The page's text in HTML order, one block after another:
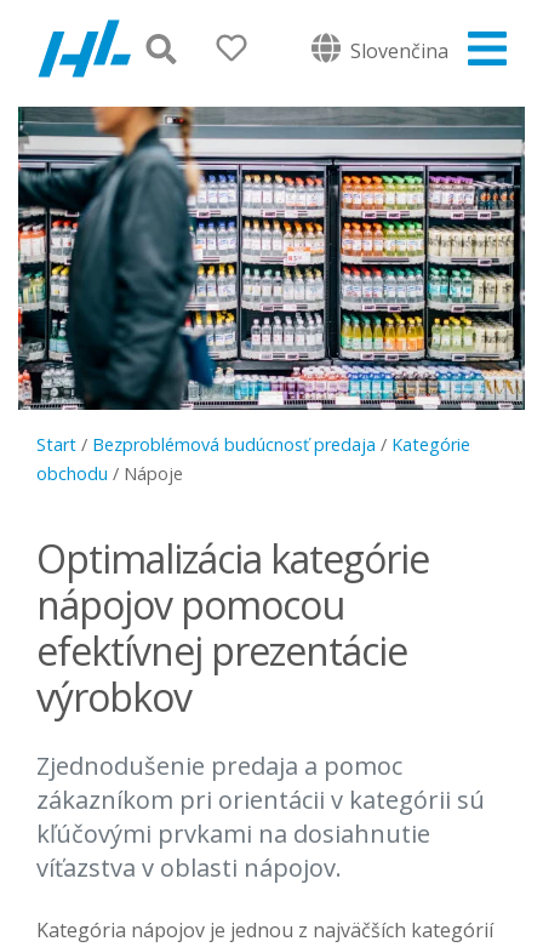
Slovenčina
Start / Bezproblémová budúcnosť predaja / Kategórie
obchodu / Nápoje
Optimalizácia kategórie
nápojov pomocou
efektívnej prezentácie
výrobkov
Zjednodušenie predaja a pomoc
zákazníkom pri orientácii v kategórii sú
kľúčovými prvkami na dosiahnutie
víťazstva v oblasti nápojov.
Kategória nápojov je jednou z najväčších kategórií